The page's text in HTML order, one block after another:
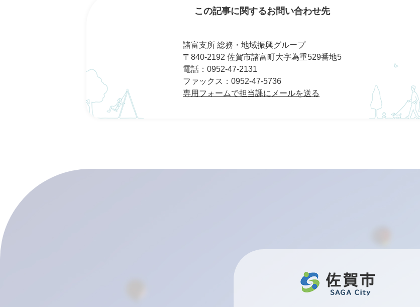
この記事に関するお問い合わせ先
諸富支所 総務・地域振興グループ
〒840-2192 佐賀市諸富町大字為重529番地5
電話：0952-47-2131
ファックス：0952-47-5736
専用フォームで担当課にメールを送る